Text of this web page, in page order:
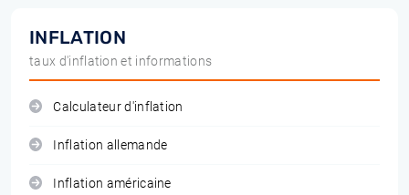
INFLATION
taux d'inflation et informations
Calculateur d'inflation
Inflation allemande
Inflation américaine